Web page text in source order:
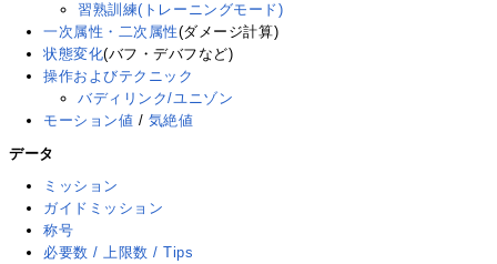
習熟訓練(トレーニングモード)
一次属性・二次属性(ダメージ計算)
状態変化(バフ・デバフなど)
操作およびテクニック
バディリンク/ユニゾン
モーション値 / 気絶値
データ
ミッション
ガイドミッション
称号
必要数 / 上限数 / Tips